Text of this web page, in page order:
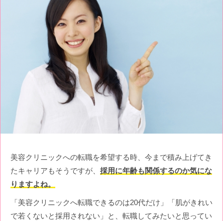
美容クリニックへの転職を希望する時、今まで積み上げてき
たキャリアもそうですが、 採用に年齢も関係するのか気にな
りますよね。
「美容クリニックへ転職できるのは20代だけ」「肌がきれい
で若くないと採用されない」と、転職してみたいと思ってい